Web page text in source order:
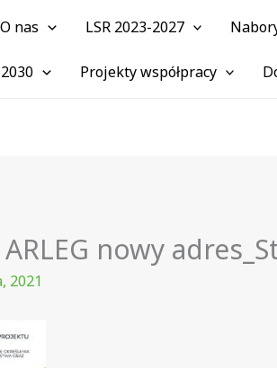
O nas LSR 2023-2027
Projekty współpracy
nowy
2021